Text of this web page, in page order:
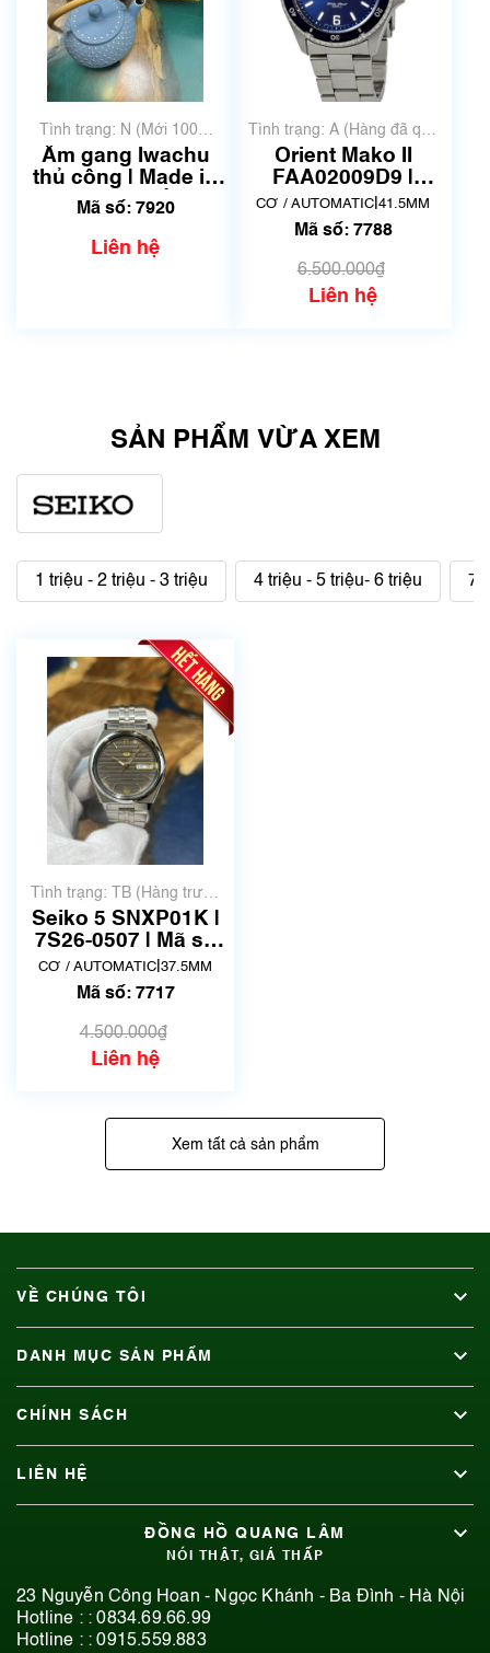
Tình trạng: N (Mới 100%
chưa qua sử dụng)
Ấm gang Iwachu
thủ công | Made in
Japan | Mã số 7920
Mã số: 7920
Liên hệ
Tình trạng: A (Hàng đã qua
sử dụng nhưng rất đẹp,
không có xước)
Orient Mako II
FAA02009D9 |
AA02-C5-B | Made
in Japnan | Mã số
CƠ / AUTOMATIC 41.5MM
Mã số: 7788
6.500.000₫
Liên hệ
SẢN PHẨM VỪA XEM
1 triệu - 2 triệu - 3 triệu 4 triệu - 5 triệu- 6 triệu 7
Tình trạng: TB (Hàng trưng
bày, thanh lý)
Seiko 5 SNXP01K |
7S26-0507 | Mã số
7717
CƠ / AUTOMATIC 37.5MM
Mã số: 7717
4.500.000₫
Liên hệ
Xem tất cả sản phẩm
VỀ CHÚNG TÔI
DANH MỤC SẢN PHẨM
CHÍNH SÁCH
LIÊN HỆ
ĐỒNG HỒ QUANG LÂM
NÓI THẬT, GIÁ THẤP
23 Nguyễn Công Hoan - Ngọc Khánh - Ba Đình - Hà Nội
Hotline : :0834.69.66.99
Hotline : :0915.559.883